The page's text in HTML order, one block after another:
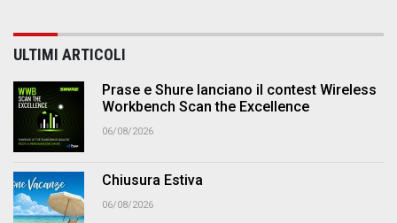
ULTIMI ARTICOLI
Prase e Shure lanciano il contest Wireless
Workbench Scan the Excellence
06/08/2026
Chiusura Estiva
06/08/2026